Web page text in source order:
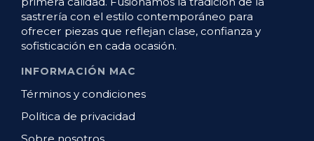
sastrería con el estilo contemporáneo para
ofrecer piezas que reflejan clase, confianza y
sofisticación en cada ocasión.
INFORMACIÓN MAC
Términos y condiciones
Política de privacidad